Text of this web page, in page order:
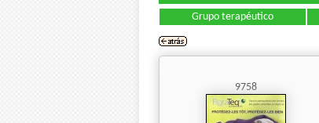
Grupo terapéutico
9758